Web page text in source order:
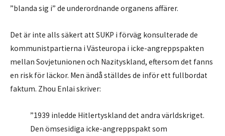
”blanda sig i” de underordnande organens affärer.
Det är inte alls säkert att SUKP i förväg konsulterade de
kommunistpartierna i Västeuropa i icke-angreppspakten
mellan Sovjetunionen och Nazityskland, eftersom det fanns
en risk för läckor. Men ändå ställdes de inför ett fullbordat
faktum. Zhou Enlai skriver:
”1939 inledde Hitlertyskland det andra världskriget.
Den ömsesidiga icke-angreppspakt som